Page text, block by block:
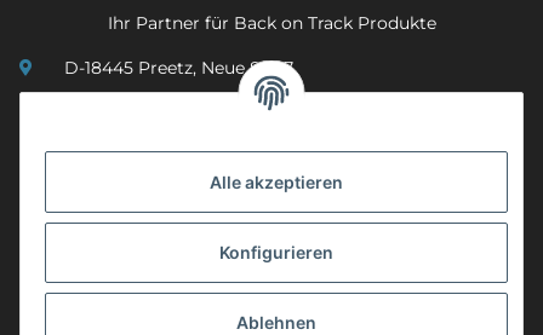
Alle akzeptieren
Konfigurieren
Ablehnen
Ihr Partner für Back on Track Produkte
D-18445 Preetz, Neue Str. 7
info@mobility-in-harmony.de
Informationen
Back on Track